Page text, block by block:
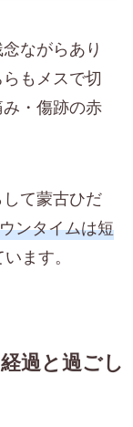
ながらあり
もメスで切
・傷跡の赤
て蒙古ひだ
ンタイムは短
ます。
過と過ごし